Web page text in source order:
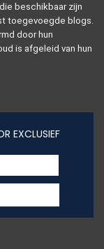
beschikbaar zijn
toegevoegde blogs.
door hun
is afgeleid van hun
EXCLUSIEF